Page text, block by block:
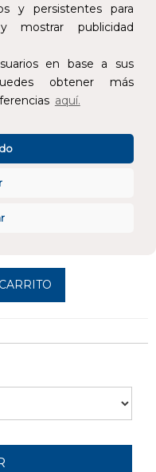
y persistentes para
mostrar publicidad
en base a sus
obtener más
aquí.
500WP
el proceso de
disponibilidad y los